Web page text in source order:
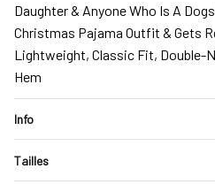
Daughter & Anyone Who Is A
Christmas Pajama Outfit & Gets
Lightweight, Classic Fit, Double-
Hem
Info
Tailles